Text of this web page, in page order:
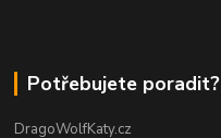
Potřebujete poradit?
DragoWolfKaty.cz